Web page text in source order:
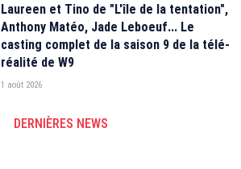
Laureen et Tino de "L'île de la tentation",
Anthony Matéo, Jade Leboeuf... Le
casting complet de la saison 9 de la télé-
réalité de W9
1 août 2026
DERNIÈRES NEWS